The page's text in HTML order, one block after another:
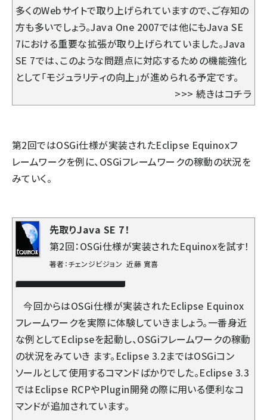
多くのWebサイトで取り上げられていますので、ご存知の
方も多いでしょう。Java One 2007では他にもJava SE
7における重要な拡張が取り上げられていました。Java
SE 7では、このような問題点に対応するための機能強化
として「モジュラリティの向上」が進められる予定です。
>>>続きはコチラ
第2回ではOSGi仕様が実装されたEclipse Equinoxフ
レームワークを例に、OSGiフレームワークの稼動の状況を
みていく。
先取りJava SE 7！
第2回：OSGi仕様が実装されたEquinoxを試す！
著者：チェンジビジョン 近藤 寛喜
今回からはOSGi仕様が実装されたEclipse Equinox
フレームワークを実際に体験していきましょう。一番身近
な例としてEclipseを起動し、OSGiフレームワークの稼動
の状況をみていき ます。Eclipse 3.2まではOSGiコン
ソールとして使用するコマンドばかりでした。Eclipse 3.3
ではEclipse RCPやPlugin開発の際に用いる便利なコ
マンドが追加されています。